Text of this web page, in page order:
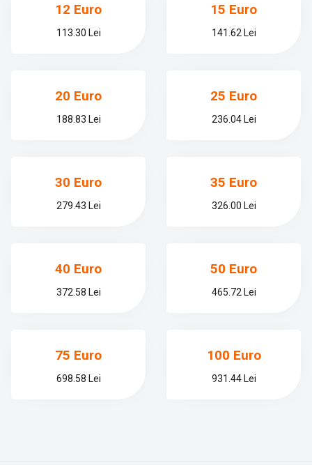
12 Euro
113.30 Lei
15 Euro
141.62 Lei
20 Euro
188.83 Lei
25 Euro
236.04 Lei
30 Euro
279.43 Lei
35 Euro
326.00 Lei
40 Euro
372.58 Lei
50 Euro
465.72 Lei
75 Euro
698.58 Lei
100 Euro
931.44 Lei